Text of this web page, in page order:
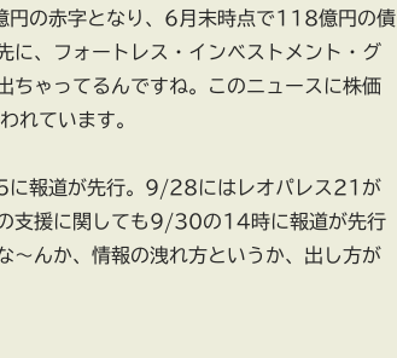
の赤字となり、6月末時点で118億円の債
に、フォートレス・インベストメント・グ
ちゃってるんですね。このニュースに株価
れています。
に報道が先行。9/28にはレオパレス21が
支援に関しても9/30の14時に報道が先行
～んか、情報の洩れ方というか、出し方が